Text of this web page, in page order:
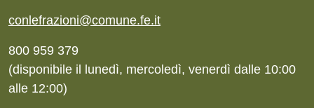
conlefrazioni@comune.fe.it
800 959 379
(disponibile il lunedì, mercoledì, venerdì dalle 10:00
alle 12:00)